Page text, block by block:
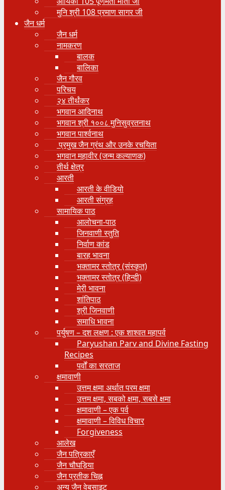
मुनि श्री 108 प्रमाण सागर जी
जैन धर्म
जैन धर्म
नामकरण
बालक
बालिका
जैन गौरव
परिचय
२४ तीर्थंकर
भगवान आदिनाथ
भगवान श्री १००८ मुनिसुव्रतनाथ
भगवान पार्श्वनाथ
प्रमुख जैन ग्रंथ और उनके रचयिता
भगवान महावीर (जन्म कल्याणक)
तीर्थ क्षेत्र
आरती
आरती के वीडियो
आरती संग्रह
सामायिक पाठ
आलोचना-पाठ
जिनवाणी स्तुति
निर्वाण कांड
बारह भावना
भक्तामर स्तोत्र (संस्कृत)
भक्तामर स्तोत्र (हिन्दी)
मेरी भावना
शांतिपाठ
श्री जिनवाणी
समाधि भावना
पर्युषण – दश लक्षण : एक शाश्वत महापर्व
Paryushan Parv and Divine Fasting
Recipes
पर्वों का सरताज
क्षमावाणी
उत्तम क्षमा अर्थात परम क्षमा
उत्तम क्षमा, सबको क्षमा, सबसे क्षमा
क्षमावाणी – एक पर्व
क्षमावाणी – विविध विचार
Forgiveness
आलेख
जैन पत्रिकाएँ
जैन चौघड़िया
जैन प्रतीक चिह्न
अन्य जैन वेबसाइट